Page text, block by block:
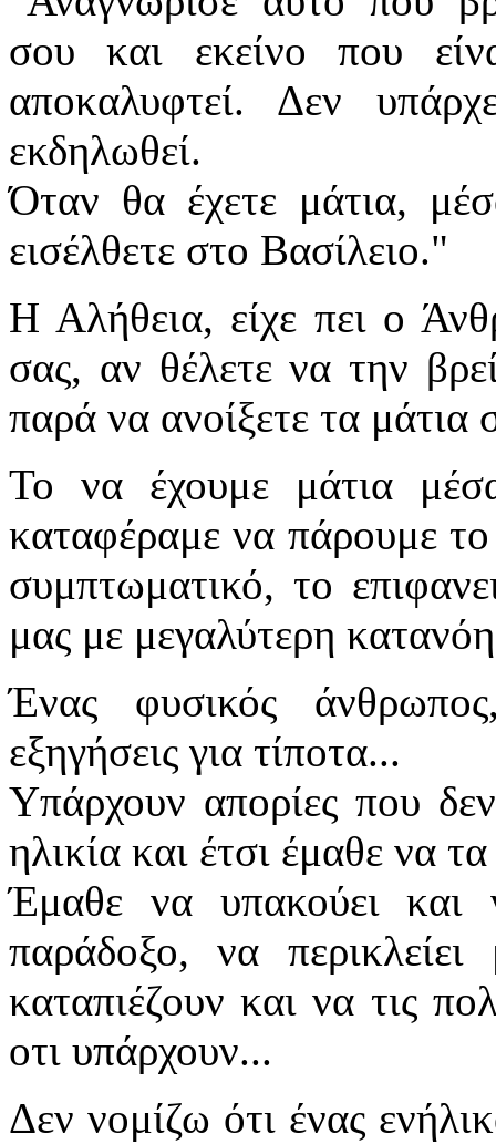
σου και εκείνο που
αποκαλυφτεί. Δεν
εκδηλωθεί.
Όταν θα έχετε μάτια,
εισέλθετε στο Βασίλειο."
Η Αλήθεια, είχε πει ο
σας, αν θέλετε να την
παρά να ανοίξετε τα μάτια
Το να έχουμε μάτια
καταφέραμε να πάρουμε
συμπτωματικό, το
μας με μεγαλύτερη
Ένας φυσικός
εξηγήσεις για τίποτα...
Υπάρχουν απορίες που
ηλικία και έτσι έμαθε να
Έμαθε να υπακούει
παράδοξο, να
καταπιέζουν και να τις
οτι υπάρχουν...
Δεν νομίζω ότι ένας